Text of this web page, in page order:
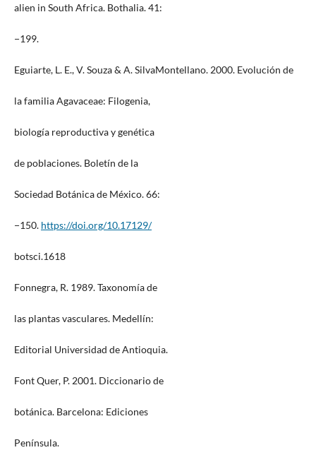
alien in South Africa. Bothalia. 41:
−199.
Eguiarte, L. E., V. Souza & A. SilvaMontellano. 2000. Evolución de
la familia Agavaceae: Filogenia,
biología reproductiva y genética
de poblaciones. Boletín de la
Sociedad Botánica de México. 66:
−150. https://doi.org/10.17129/
botsci.1618
Fonnegra, R. 1989. Taxonomía de
las plantas vasculares. Medellín:
Editorial Universidad de Antioquia.
Font Quer, P. 2001. Diccionario de
botánica. Barcelona: Ediciones
Península.